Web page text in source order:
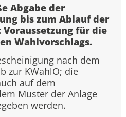
Abgabe der
bis zum Ablauf der
für die
Wahlvorschlags.
nach dem
zur KWahlO; die
auf dem
Muster der Anlage
werden.